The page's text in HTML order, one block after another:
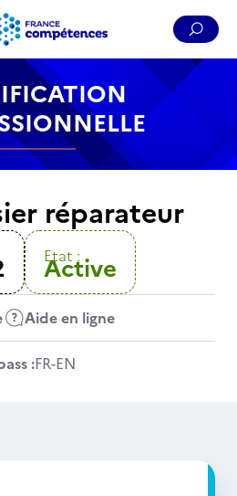
Menu Pied de page
réparateur
Etat :
Active
Aide en ligne
:FR-EN